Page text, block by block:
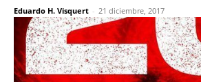
Eduardo H. Visquert - 21 diciembre, 2017